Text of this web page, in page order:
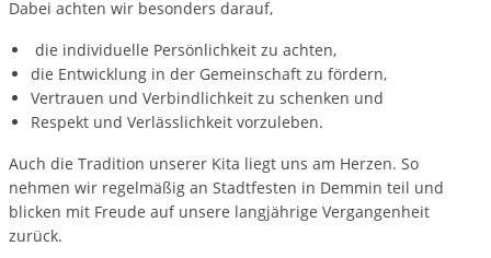
Dabei achten wir besonders darauf,
die individuelle Persönlichkeit zu achten,
die Entwicklung in der Gemeinschaft zu fördern,
Vertrauen und Verbindlichkeit zu schenken und
Respekt und Verlässlichkeit vorzuleben.
Auch die Tradition unserer Kita liegt uns am Herzen. So
nehmen wir regelmäßig an Stadtfesten in Demmin teil und
blicken mit Freude auf unsere langjährige Vergangenheit
zurück.